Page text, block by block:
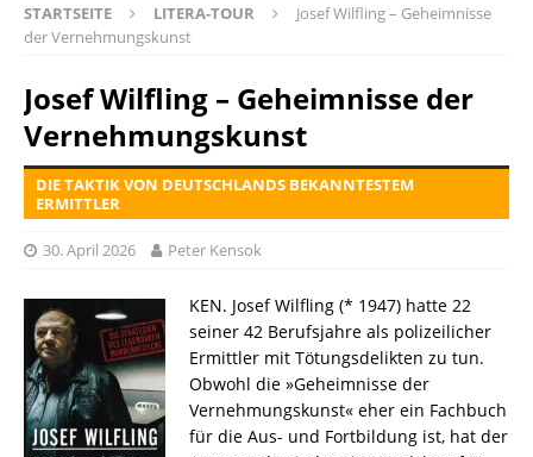
STARTSEITE LITERA-TOUR
Josef Wilfling – Geheimnisse
der Vernehmungskunst
Josef Wilfling – Geheimnisse der
Vernehmungskunst
DIE TAKTIK VON DEUTSCHLANDS BEKANNTESTEM
ERMITTLER
30. April 2026 Peter Kensok
KEN. Josef Wilfling (* 1947) hatte 22
seiner 42 Berufsjahre als polizeilicher
Ermittler mit Tötungsdelikten zu tun.
Obwohl die »Geheimnisse der
Vernehmungskunst« eher ein Fachbuch
für die Aus- und Fortbildung ist, hat der